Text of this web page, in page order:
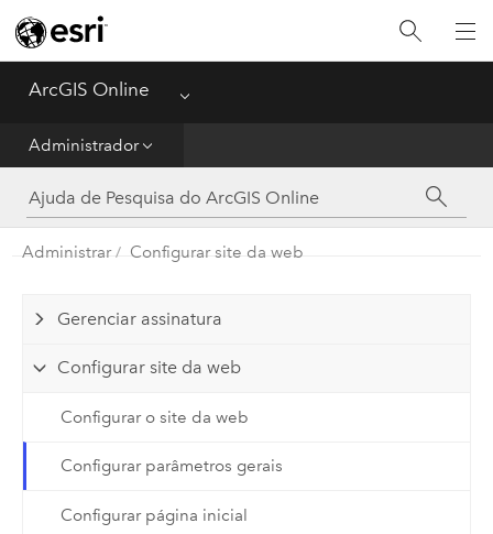
ArcGIS Online Menu
Administrador
Guia de Introdução
Criar
Analisar
Compartilhar
Gerenciar Dados
Administrador
Referência
Administrar Configurar site da web
Gerenciar assinatura
Configurar site da web
Configurar o site da web
Configurar parâmetros gerais
Configurar página inicial